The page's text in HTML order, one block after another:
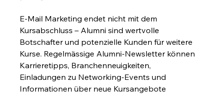
E-Mail Marketing endet nicht mit dem
Kursabschluss – Alumni sind wertvolle
Botschafter und potenzielle Kunden für weitere
Kurse. Regelmässige Alumni-Newsletter können
Karrieretipps, Branchenneuigkeiten,
Einladungen zu Networking-Events und
Informationen über neue Kursangebote